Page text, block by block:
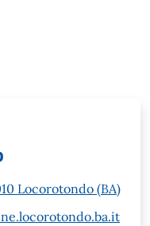
Locorotondo (BA)